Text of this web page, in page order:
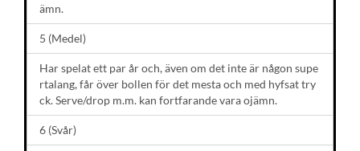
ämn.
5 (Medel)
Har spelat ett par år och, även om det inte är någon supe
rtalang, får över bollen för det mesta och med hyfsat try
ck. Serve/drop m.m. kan fortfarande vara ojämn.
6 (Svår)